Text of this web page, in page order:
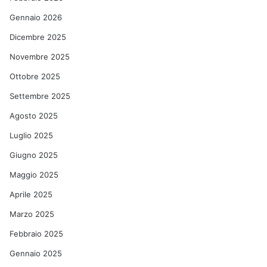
Gennaio 2026
Dicembre 2025
Novembre 2025
Ottobre 2025
Settembre 2025
Agosto 2025
Luglio 2025
Giugno 2025
Maggio 2025
Aprile 2025
Marzo 2025
Febbraio 2025
Gennaio 2025